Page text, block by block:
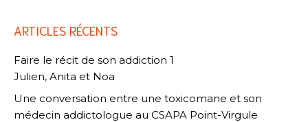
ARTICLES RÉCENTS
Faire le récit de son addiction 1
Julien, Anita et Noa
Une conversation entre une toxicomane et son
médecin addictologue au CSAPA Point-Virgule